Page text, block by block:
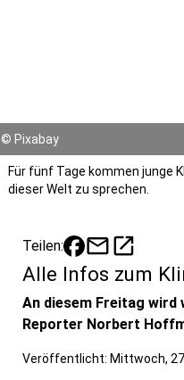
© Pixabay
Für fünf Tage kommen junge
dieser Welt zu sprechen.
Teilen: mailopen_in_new
Alle Infos zum
An diesem Freitag wird
Reporter Norbert
Veröffentlicht: Mittwoch,